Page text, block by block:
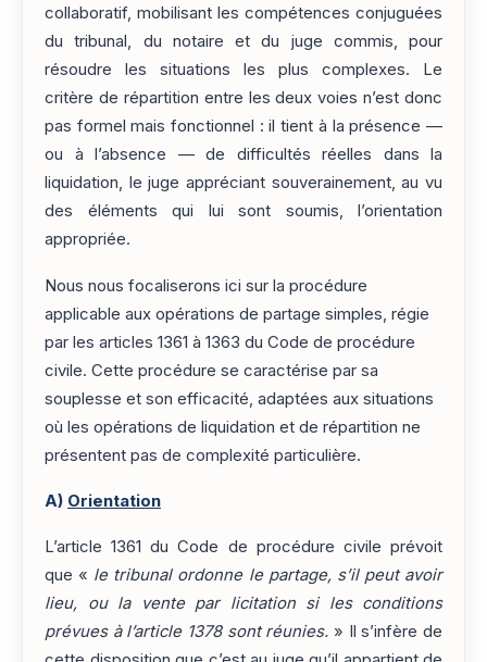
collaboratif, mobilisant les compétences conjuguées
du tribunal, du notaire et du juge commis, pour
résoudre les situations les plus complexes. Le
critère de répartition entre les deux voies n’est donc
pas formel mais fonctionnel : il tient à la présence —
ou à l’absence — de difficultés réelles dans la
liquidation, le juge appréciant souverainement, au vu
des éléments qui lui sont soumis, l’orientation
appropriée.
Nous nous focaliserons ici sur la procédure
applicable aux opérations de partage simples, régie
par les articles 1361 à 1363 du Code de procédure
civile. Cette procédure se caractérise par sa
souplesse et son efficacité, adaptées aux situations
où les opérations de liquidation et de répartition ne
présentent pas de complexité particulière.
A) Orientation
L’article 1361 du Code de procédure civile prévoit
que « le tribunal ordonne le partage, s’il peut avoir
lieu, ou la vente par licitation si les conditions
prévues à l’article 1378 sont réunies. » Il s’infère de